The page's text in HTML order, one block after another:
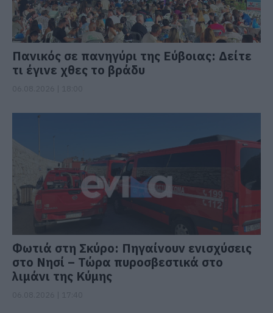
Πανικός σε πανηγύρι της Εύβοιας: Δείτε
τι έγινε χθες το βράδυ
Φωτιά στη Σκύρο: Πηγαίνουν ενισχύσεις
στο Νησί – Τώρα πυροσβεστικά στο
λιμάνι της Κύμης